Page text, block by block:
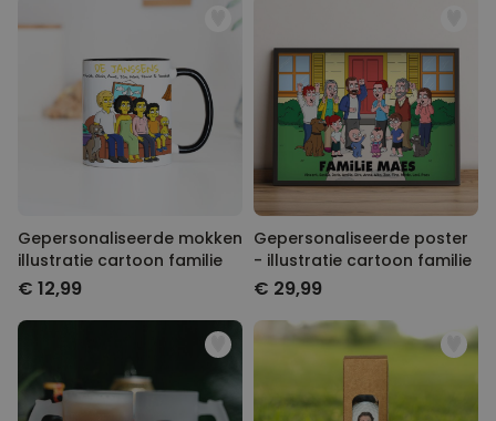
Gepersonaliseerde mokken
illustratie cartoon familie
€ 12,99
Gepersonaliseerde poster -
illustratie cartoon familie
€ 29,99